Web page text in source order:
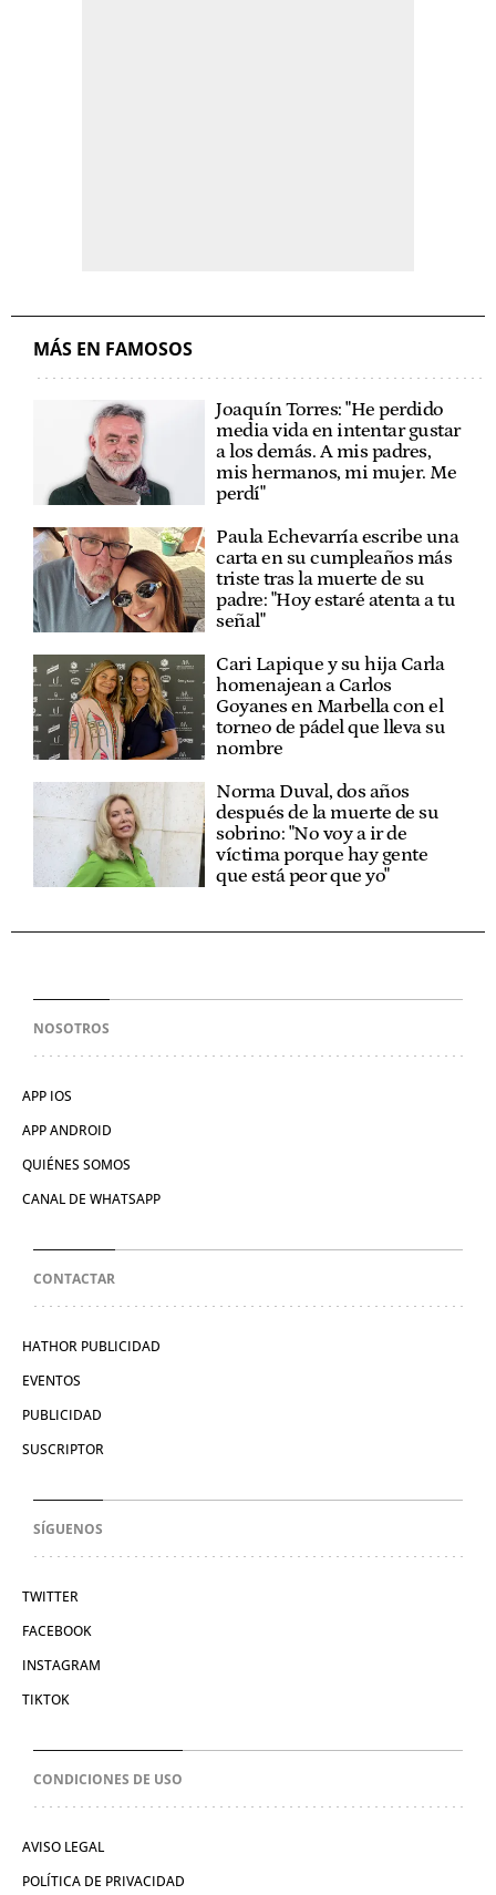
MÁS EN FAMOSOS
Joaquín Torres: "He perdido
media vida en intentar gustar
a los demás. A mis padres,
mis hermanos, mi mujer. Me
perdí"
Paula Echevarría escribe una
carta en su cumpleaños más
triste tras la muerte de su
padre: "Hoy estaré atenta a tu
señal"
Cari Lapique y su hija Carla
homenajean a Carlos
Goyanes en Marbella con el
torneo de pádel que lleva su
nombre
Norma Duval, dos años
después de la muerte de su
sobrino: "No voy a ir de
víctima porque hay gente
que está peor que yo"
NOSOTROS
APP IOS
APP ANDROID
QUIÉNES SOMOS
CANAL DE WHATSAPP
CONTACTAR
HATHOR PUBLICIDAD
EVENTOS
PUBLICIDAD
SUSCRIPTOR
SÍGUENOS
TWITTER
FACEBOOK
INSTAGRAM
TIKTOK
CONDICIONES DE USO
AVISO LEGAL
POLÍTICA DE PRIVACIDAD